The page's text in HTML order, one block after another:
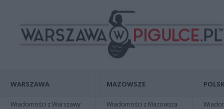
WARSZAWA
Wiadomości z Warszawy
MAZOWSZE
Wiadomości z Mazowsza